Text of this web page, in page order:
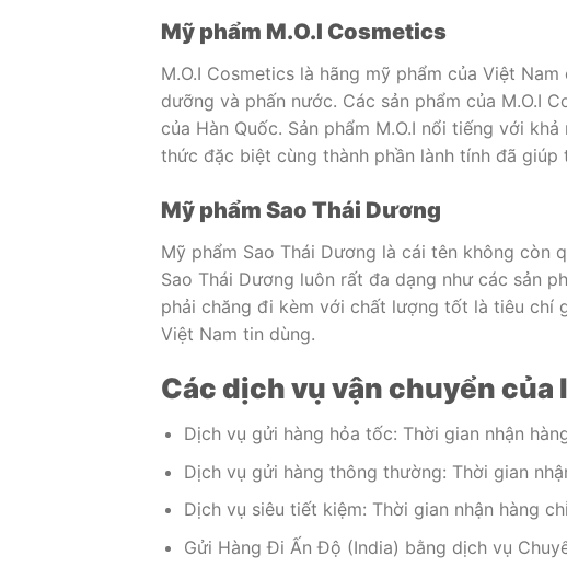
Mỹ phẩm M.O.I Cosmetics
M.O.I Cosmetics là hãng mỹ phẩm của Việt
dưỡng và phấn nước. Các sản phẩm của M.O.I
của Hàn Quốc. Sản phẩm M.O.I nổi tiếng với
thức đặc biệt cùng thành phần lành tính đã
Mỹ phẩm Sao Thái Dương
Mỹ phẩm Sao Thái Dương là cái tên không còn
Sao Thái Dương luôn rất đa dạng như các sản
phải chăng đi kèm với chất lượng tốt là tiêu chí
Việt Nam tin dùng.
Các dịch vụ vận chuyển của
Dịch vụ gửi hàng hỏa tốc: Thời gian nhận
Dịch vụ gửi hàng thông thường: Thời gian
Dịch vụ siêu tiết kiệm: Thời gian nhận hàng
Gửi Hàng Đi Ấn Độ (India) bằng dịch vụ